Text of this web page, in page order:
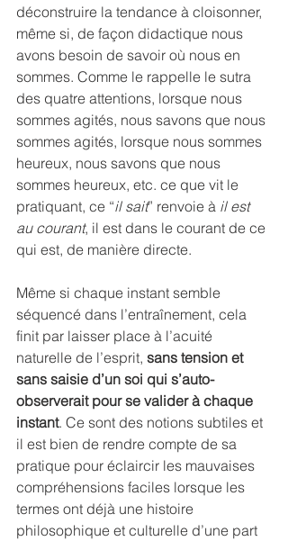
déconstruire la tendance à cloisonner,
même si, de façon didactique nous
avons besoin de savoir où nous en
sommes. Comme le rappelle le sutra
des quatre attentions, lorsque nous
sommes agités, nous savons que nous
sommes agités, lorsque nous sommes
heureux, nous savons que nous
sommes heureux, etc. ce que vit le
pratiquant, ce “il sait” renvoie à il est
au courant, il est dans le courant de ce
qui est, de manière directe.
Même si chaque instant semble
séquencé dans l’entraînement, cela
finit par laisser place à l’acuité
naturelle de l’esprit, sans tension et
sans saisie d’un soi qui s’auto-
observerait pour se valider à chaque
instant. Ce sont des notions subtiles et
il est bien de rendre compte de sa
pratique pour éclaircir les mauvaises
compréhensions faciles lorsque les
termes ont déjà une histoire
philosophique et culturelle d’une part